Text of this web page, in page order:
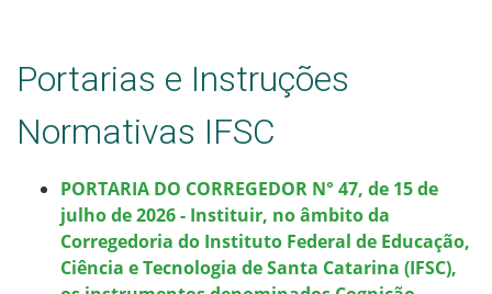
Portarias e Instruções
Normativas IFSC
PORTARIA DO CORREGEDOR N° 47, de 15 de
julho de 2026 - Instituir, no âmbito da
Corregedoria do Instituto Federal de Educação,
Ciência e Tecnologia de Santa Catarina (IFSC),